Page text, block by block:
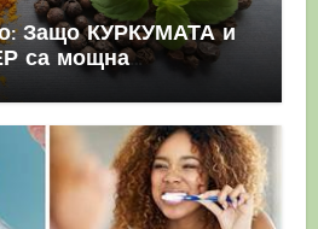
Защо КУРКУМАТА и
са мощна